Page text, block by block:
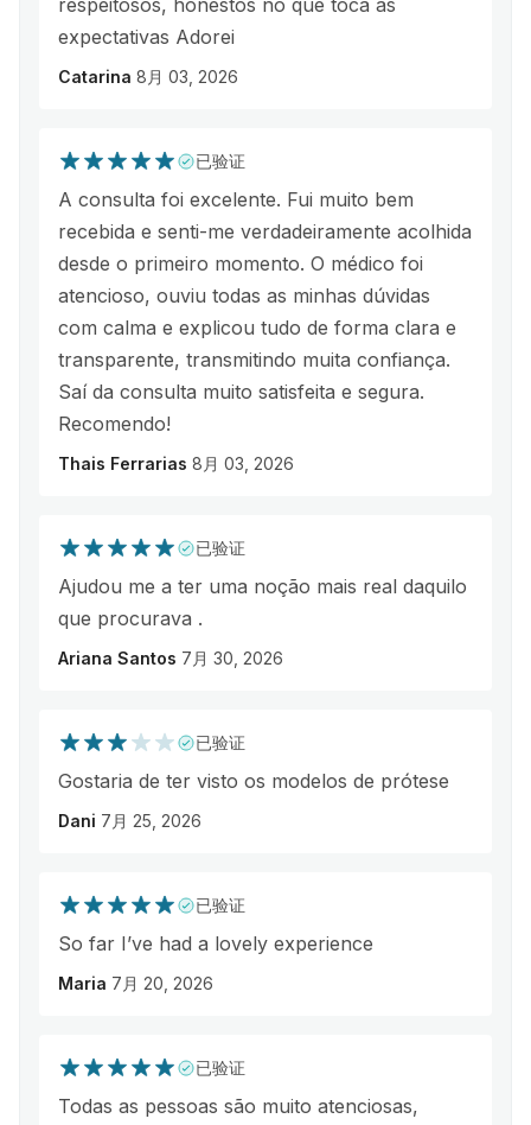
respeitosos, honestos no que toca às
expectativas Adorei
Catarina 8月 03, 2026
已验证
A consulta foi excelente. Fui muito bem
recebida e senti-me verdadeiramente acolhida
desde o primeiro momento. O médico foi
atencioso, ouviu todas as minhas dúvidas
com calma e explicou tudo de forma clara e
transparente, transmitindo muita confiança.
Saí da consulta muito satisfeita e segura.
Recomendo!
Thais Ferrarias 8月 03, 2026
已验证
Ajudou me a ter uma noção mais real daquilo
que procurava .
Ariana Santos 7月 30, 2026
已验证
Gostaria de ter visto os modelos de prótese
Dani 7月 25, 2026
已验证
So far I’ve had a lovely experience
Maria 7月 20, 2026
已验证
Todas as pessoas são muito atenciosas,